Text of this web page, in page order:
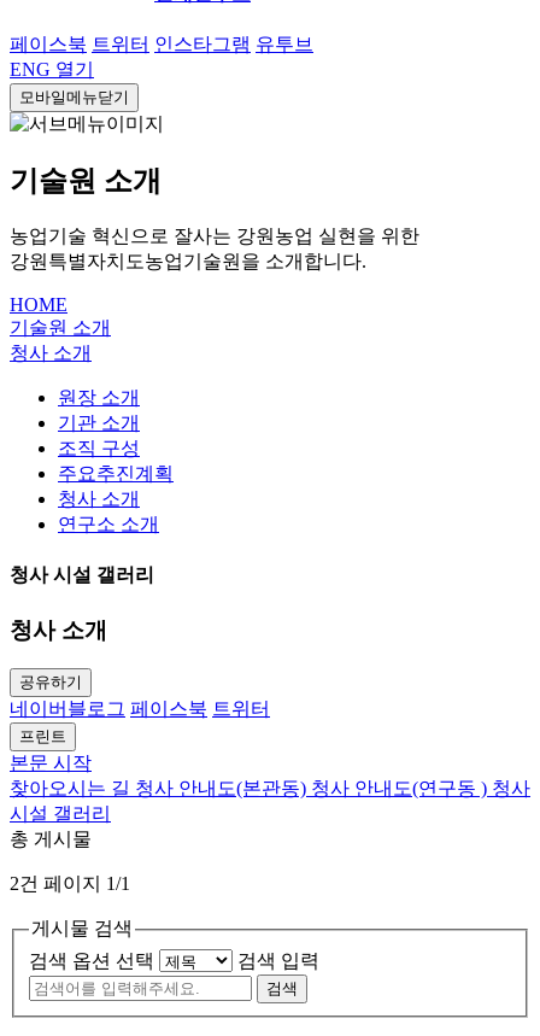
페이스북 트위터 인스타그램 유투브
ENG 열기
모바일메뉴닫기
기술원 소개
농업기술 혁신으로 잘사는 강원농업 실현을 위한
강원특별자치도농업기술원을 소개합니다.
HOME
기술원 소개
청사 소개
원장 소개
기관 소개
조직 구성
주요추진계획
청사 소개
연구소 소개
청사 시설 갤러리
청사 소개
공유하기
네이버블로그 페이스북 트위터
프린트
본문 시작
찾아오시는 길 청사 안내도(본관동) 청사 안내도(연구동 ) 청사
시설 갤러리
총 게시물
2건 페이지 1/1
게시물 검색
검색 옵션 선택
검색 입력